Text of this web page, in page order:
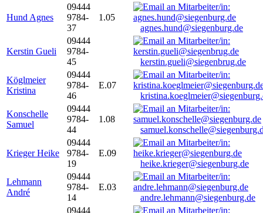
Hund Agnes
09444
9784-
37
1.05
agnes.hund@siegenburg.de
Kerstin Gueli
09444
9784-
45
kerstin.gueli@siegenbrug.de
Köglmeier
Kristina
09444
9784-
46
E.07
Konschelle
Samuel
09444
9784-
44
1.08
Krieger Heike
09444
9784-
19
E.09
heike.krieger@siegenburg.de
Lehmann
André
09444
9784-
14
E.03
andre.lehmann@siegenburg.de
09444